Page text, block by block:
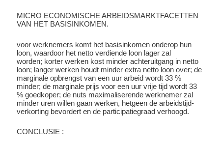
MICRO ECONOMISCHE ARBEIDSMARKTFACETTEN
VAN HET BASISINKOMEN.
voor werknemers komt het basisinkomen onderop hun
loon, waardoor het netto verdiende loon lager zal
worden; korter werken kost minder achteruitgang in netto
loon; langer werken houdt minder extra netto loon over; de
marginale opbrengst van een uur arbeid wordt 33 %
minder; de marginale prijs voor een uur vrije tijd wordt 33
% goedkoper; de nuts maximaliserende werknemer zal
minder uren willen gaan werken, hetgeen de arbeidstijd-
verkorting bevordert en de participatiegraad verhoogd.
CONCLUSIE :